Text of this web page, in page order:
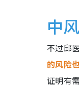
中
不过邱
的风险
证明有